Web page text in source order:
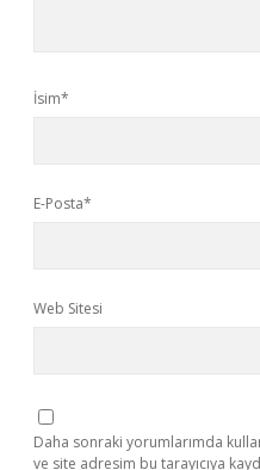
İsim*
E-Posta*
Web Sitesi
Daha sonraki yorumlarımda
ve site adresim bu tarayıcıya